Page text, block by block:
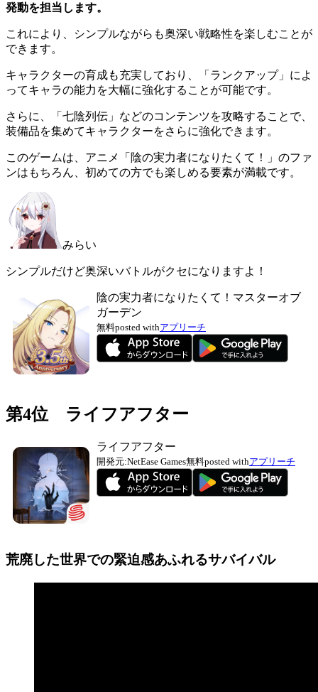
発動を担当します。
これにより、シンプルながらも奥深い戦略性を楽しむことが
できます。
キャラクターの育成も充実しており、「ランクアップ」によ
ってキャラの能力を大幅に強化することが可能です。
さらに、「七陰列伝」などのコンテンツを攻略することで、
装備品を集めてキャラクターをさらに強化できます。
このゲームは、アニメ「陰の実力者になりたくて！」のファ
ンはもちろん、初めての方でも楽しめる要素が満載です。
みらい
シンプルだけど奥深いバトルがクセになりますよ！
陰の実力者になりたくて！マスターオブ
ガーデン
無料posted withアプリーチ
第4位 ライフアフター
ライフアフター
開発元:NetEase Games無料posted withアプリーチ
荒廃した世界での緊迫感あふれるサバイバル